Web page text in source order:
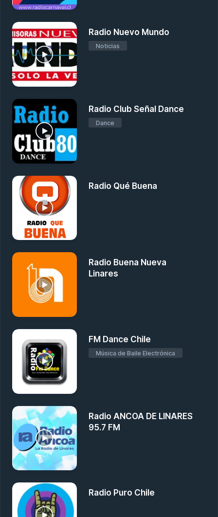
Radio Nuevo Mundo
Noticias
Radio Club Señal Dance
Dance
Radio Qué Buena
Radio Buena Nueva
Linares
FM Dance Chile
Música de Baile Electrónica
Radio ANCOA DE LINARES
95.7 FM
Radio Puro Chile